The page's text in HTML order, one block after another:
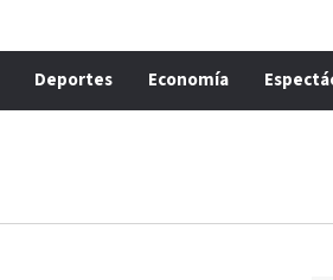
Deportes Economía